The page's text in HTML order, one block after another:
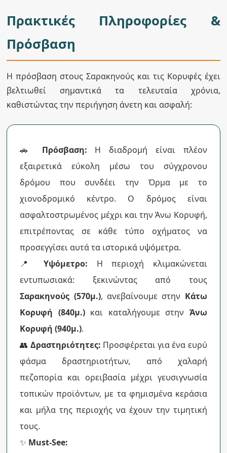
Πρακτικές Πληροφορίες &
Πρόσβαση
Η πρόσβαση στους Σαρακηνούς και τις Κορυφές έχει
βελτιωθεί σημαντικά τα τελευταία χρόνια,
καθιστώντας την περιήγηση άνετη και ασφαλή:
🚗 Πρόσβαση: Η διαδρομή είναι πλέον
εξαιρετικά εύκολη μέσω του σύγχρονου
δρόμου που συνδέει την Όρμα με το
χιονοδρομικό κέντρο. Ο δρόμος είναι
ασφαλτοστρωμένος μέχρι και την Άνω Κορυφή,
επιτρέποντας σε κάθε τύπο οχήματος να
προσεγγίσει αυτά τα ιστορικά υψόμετρα.
📍Υψόμετρο: Η περιοχή κλιμακώνεται
εντυπωσιακά: ξεκινώντας από τους
Σαρακηνούς (570μ.), ανεβαίνουμε στην Κάτω
Κορυφή (840μ.)και καταλήγουμε στην Άνω
Κορυφή (940μ.).
👥 Δραστηριότητες: Προσφέρεται για ένα ευρύ
φάσμα δραστηριοτήτων, από χαλαρή
πεζοπορία και ορειβασία μέχρι γευσιγνωσία
τοπικών προϊόντων, με τα φημισμένα κεράσια
και μήλα της περιοχής να έχουν την τιμητική
τους.
✨ Must-See: